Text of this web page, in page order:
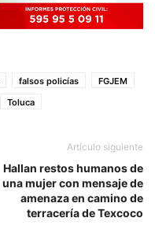
falsos policías
FGJEM
Toluca
Artículo siguiente
Hallan restos humanos de
una mujer con mensaje de
amenaza en camino de
terracería de Texcoco